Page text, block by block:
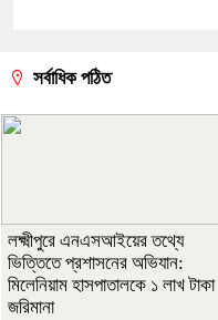
সর্বাধিক পঠিত
লক্ষ্মীপুরে এনএসআইয়ের তথ্যে
ভিত্তিতে প্রশাসনের অভিযান:
মিলেনিয়াম হাসপাতালকে ১ লাখ টাকা
জরিমানা